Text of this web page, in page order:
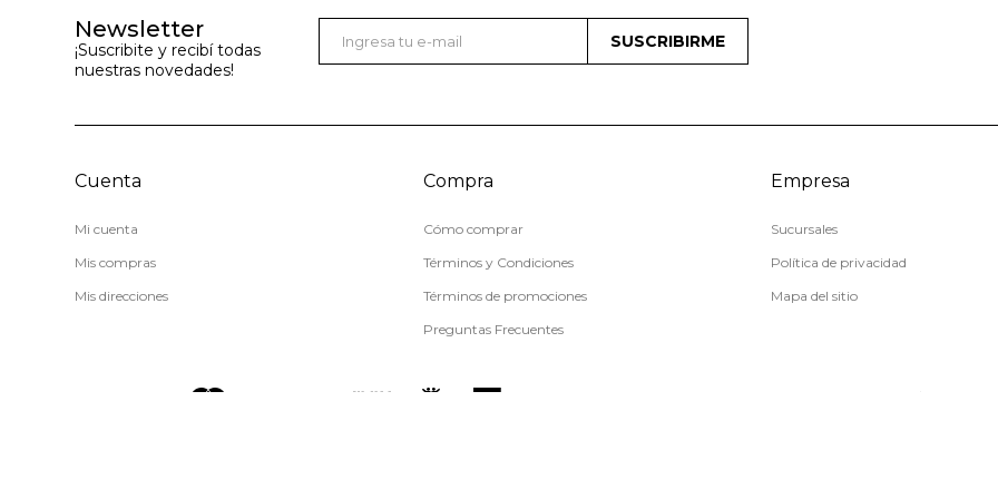
Newsletter
¡Suscribite y recibí todas
nuestras novedades!
SUSCRIBIRME
Cuenta
Mi cuenta
Mis compras
Mis direcciones
Compra
Cómo comprar
Términos y Condiciones
Términos de promociones
Preguntas Frecuentes
Empresa
Sucursales
Política de privacidad
Mapa del sitio